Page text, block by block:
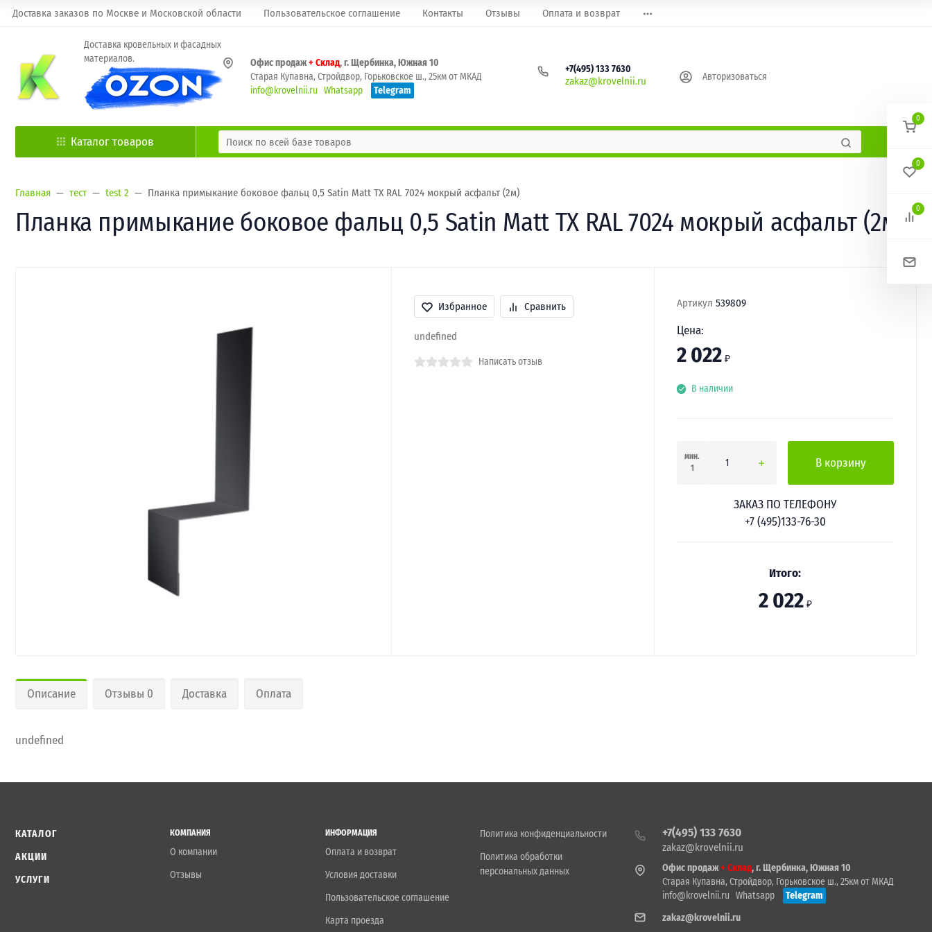
Доставка заказов по Москве и Московской области Пользовательское соглашение Контакты Отзывы Оплата и возврат
Доставка кровельных и фасадных
материалов.
Офис продаж+ Склад, г. Щербинка, Южная 10
Старая Купавна, Стройдвор, Горьковское ш., 25км от МКАД
info@krovelnii.ru Whatsapp Telegram
+7(495) 133 7630
zakaz@krovelnii.ru Авторизоваться
Каталог товаров
Главная тест test 2 Планка примыкание боковое фальц 0,5 Satin Matt TX RAL 7024 мокрый асфальт (2м)
Планка примыкание боковое фальц 0,5 Satin Matt TX RAL 7024 мокрый асфальт (2м)
Избранное Сравнить
undefined
Написать отзыв
Артикул 539809
Цена:
2 022 ₽
В наличии
мин.
1
В корзину
ЗАКАЗ ПО ТЕЛЕФОНУ
+7 (495)133-76-30
Итого:
2 022 ₽
Описание Отзывы 0 Доставка Оплата
undefined
КАТАЛОГ
АКЦИИ
УСЛУГИ
КОМПАНИЯ
О компании
Отзывы
ИНФОРМАЦИЯ
Оплата и возврат
Условия доставки
Пользовательское соглашение
Карта проезда
Политика конфиденциальности
Политика обработки
персональных данных
+7(495) 133 7630
zakaz@krovelnii.ru
Офис продаж+ Склад, г. Щербинка, Южная 10
Старая Купавна, Стройдвор, Горьковское ш., 25км от МКАД
info@krovelnii.ru
Whatsapp
Telegram
zakaz@krovelnii.ru
0
0
0